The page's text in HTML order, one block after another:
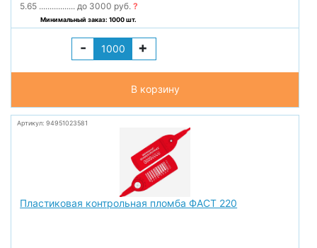
5.65 ................. до 3000 руб.?
Минимальный заказ: 1000 шт.
- +
В корзину
Артикул: 94951023581
Пластиковая контрольная пломба ФАСТ 220